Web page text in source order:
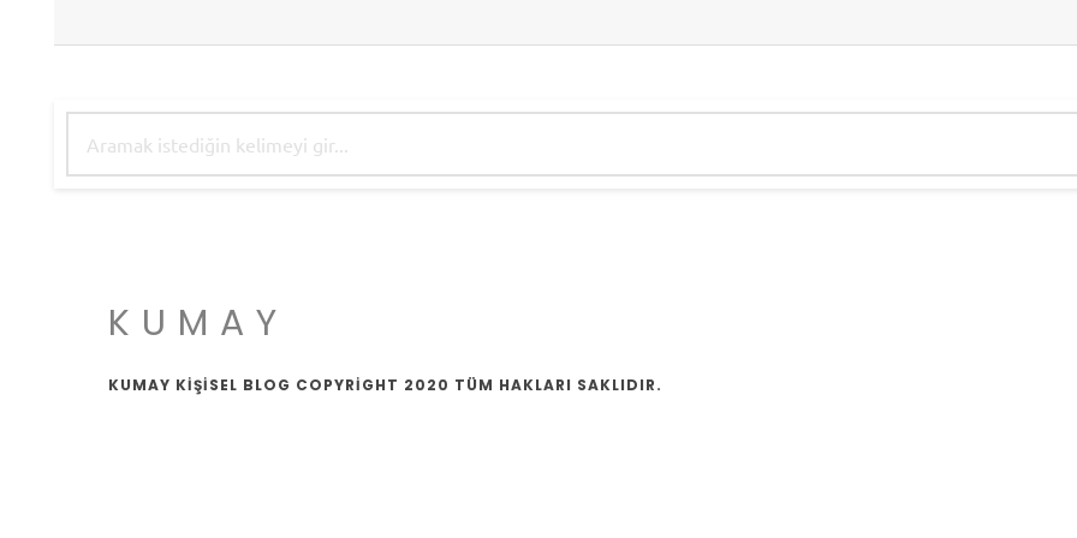
KUMAY
KUMAY KİŞİSEL BLOG COPYRİGHT 2020 TÜM HAKLARI SAKLIDIR.